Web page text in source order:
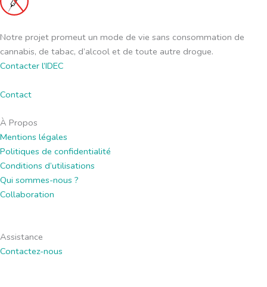
Notre projet promeut un mode de vie sans consommation de
cannabis, de tabac, d’alcool et de toute autre drogue.
Contacter l’IDEC
Contact
À Propos
Mentions légales
Politiques de confidentialité
Conditions d’utilisations
Qui sommes-nous ?
Collaboration
Assistance
Contactez-nous